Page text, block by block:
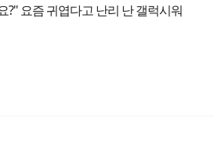
?" 요즘 귀엽다고 난리 난 갤럭시워